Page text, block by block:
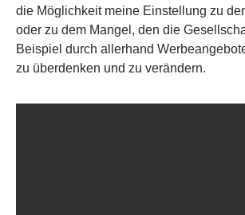
die Möglichkeit meine Einstellung zu
oder zu dem Mangel, den die
Beispiel durch allerhand
zu überdenken und zu verändern.